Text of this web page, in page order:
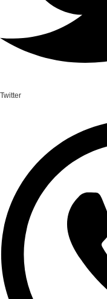
Twitter